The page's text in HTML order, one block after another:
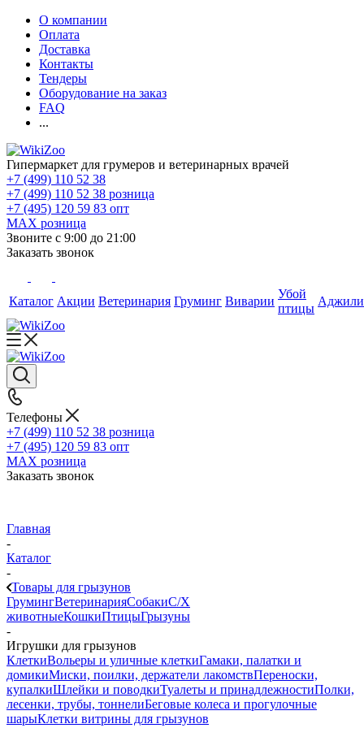
О компании
Оплата
Доставка
Контакты
Тендеры
Оборудование на заказ
FAQ
...
Гипермаркет для грумеров и ветеринарных врачей
+7 (499) 110 52 38
+7 (499) 110 52 38 розница
+7 (495) 120 59 83 опт
MAX розница
Звоните с 9:00 до 21:00
Заказать звонок
Каталог Акции Ветеринария Груминг Виварии
Убой
птицы
Телефоны
+7 (499) 110 52 38 розница
+7 (495) 120 59 83 опт
MAX розница
Заказать звонок
Главная
-
Каталог
-
Товары для грызунов
ГрумингВетеринарияСобакиС/Х
животныеКошкиПтицыГрызуны
-
Игрушки для грызунов
КлеткиВольеры и уличные клеткиГамаки, палатки и
домикиМиски, поилки, держатели лакомствПереноски,
купалкиШлейки и поводкиТуалеты и принадлежностиПолки,
лесенки, трубы, тоннелиБеговые колеса и прогулочные
шарыКлетки витрины для грызунов